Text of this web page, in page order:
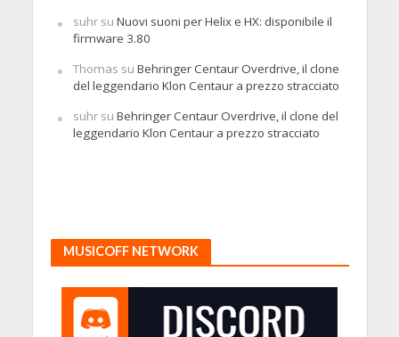
suhrsu Nuovi suoni per Helix e HX: disponibile il
firmware 3.80
Thomas su Behringer Centaur Overdrive, il clone
del leggendario Klon Centaur a prezzo stracciato
suhrsu Behringer Centaur Overdrive, il clone del
leggendario Klon Centaur a prezzo stracciato
MUSICOFF NETWORK